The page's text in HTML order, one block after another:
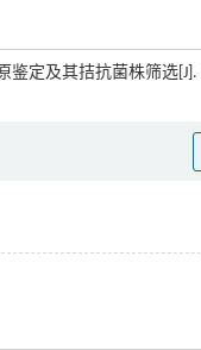
鉴定及其拮抗菌株筛选[J].